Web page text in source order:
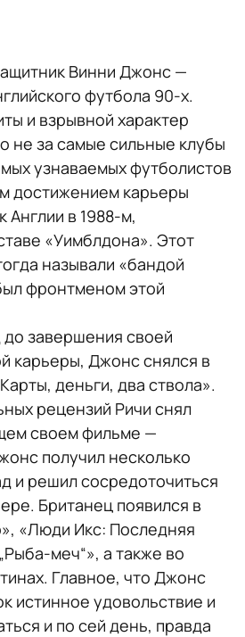
Винни Джонс —
футбола 90-х.
и взрывной характер
не за самые сильные клубы
узнаваемых футболистов
достижением карьеры
Англии в 1988-м,
«Уимблдона». Этот
называли «бандой
фронтменом этой
до завершения своей
карьеры, Джонс снялся в
деньги, два ствола».
рецензий Ричи снял
своем фильме —
получил несколько
и решил сосредоточиться
Британец появился в
«Люди Икс: Последняя
меч“», а также во
Главное, что Джонс
истинное удовольствие и
и по сей день, правда